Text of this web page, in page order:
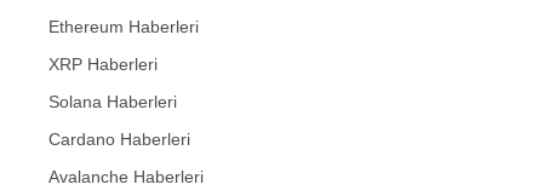
Ethereum Haberleri
XRP Haberleri
Solana Haberleri
Cardano Haberleri
Avalanche Haberleri